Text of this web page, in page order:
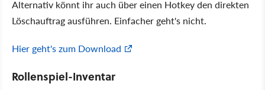
Alternativ könnt ihr auch über einen Hotkey den direkten
Löschauftrag ausführen. Einfacher geht's nicht.
Hier geht's zum Download
Rollenspiel-Inventar